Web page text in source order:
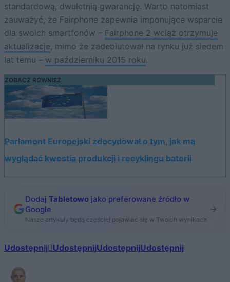
standardową, dwuletnią gwarancję. Warto natomiast
zauważyć, że Fairphone zapewnia imponujące wsparcie
dla swoich smartfonów – Fairphone 2 wciąż otrzymuje
aktualizacje, mimo że zadebiutował na rynku już siedem
lat temu – w październiku 2015 roku.
ZOBACZ RÓWNIEŻ
Parlament Europejski zdecydował o tym, jak ma
wyglądać kwestia produkcji i recyklingu baterii
Dodaj Tabletowo jako preferowane źródło w
Google
Nasze artykuły będą częściej pojawiać się w Twoich wynikach
Udostępnij UdostępnijUdostępnijUdostępnij